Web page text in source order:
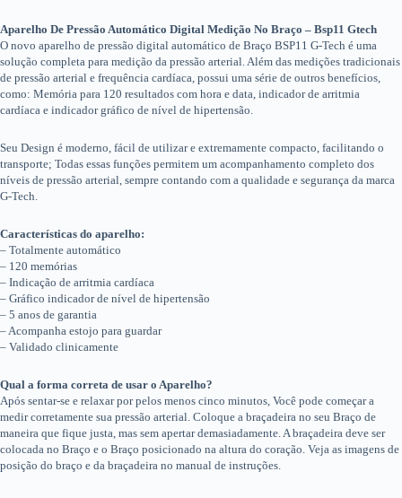
Aparelho De Pressão Automático Digital Medição No Braço – Bsp11 Gtech
O novo aparelho de pressão digital automático de Braço BSP11 G-Tech é uma
solução completa para medição da pressão arterial. Além das medições tradicionais
de pressão arterial e frequência cardíaca, possui uma série de outros benefícios,
como: Memória para 120 resultados com hora e data, indicador de arritmia
cardíaca e indicador gráfico de nível de hipertensão.
Seu Design é moderno, fácil de utilizar e extremamente compacto, facilitando o
transporte; Todas essas funções permitem um acompanhamento completo dos
níveis de pressão arterial, sempre contando com a qualidade e segurança da marca
G-Tech.
Características do aparelho:
– Totalmente automático
– 120 memórias
– Indicação de arritmia cardíaca
– Gráfico indicador de nível de hipertensão
– 5 anos de garantia
– Acompanha estojo para guardar
– Validado clinicamente
Qual a forma correta de usar o Aparelho?
Após sentar-se e relaxar por pelos menos cinco minutos, Você pode começar a
medir corretamente sua pressão arterial. Coloque a braçadeira no seu Braço de
maneira que fique justa, mas sem apertar demasiadamente. A braçadeira deve ser
colocada no Braço e o Braço posicionado na altura do coração. Veja as imagens de
posição do braço e da braçadeira no manual de instruções.